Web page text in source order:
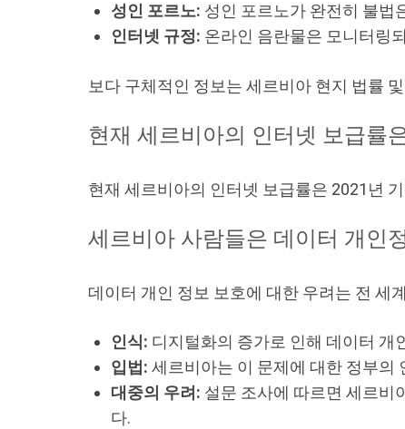
성인 포르노: 성인 포르노가 완전히 불법
인터넷 규정: 온라인 음란물은 모니터링
보다 구체적인 정보는 세르비아 현지 법률
현재 세르비아의 인터넷 보급률
현재 세르비아의 인터넷 보급률은 2021년
세르비아 사람들은 데이터 개인
데이터 개인 정보 보호에 대한 우려는 전 세
인식: 디지털화의 증가로 인해 데이터 개
입법: 세르비아는 이 문제에 대한 정부의
대중의 우려: 설문 조사에 따르면 세르비
다.